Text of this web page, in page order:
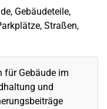
Gebäudeteile,
Straßen,
für Gebäude im
und